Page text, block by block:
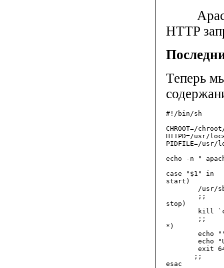
Apache
HTTP
Теперь
#!/bin/sh
CHROOT=/
HTTPD=/usr/
PIDFILE=/
echo -n "
case "$1" in
start)
/usr/
        ;;
stop)
kill
        ;;
*)
echo
echo
exit
       ;;
esac